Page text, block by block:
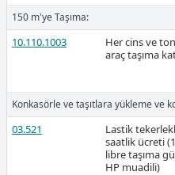
Ücretli
150 m'ye Taşıma:
10.110.1003
Her cins ve
araç taşıma
Konkasörle ve taşıtlara yükleme ve
03.521
Lastik
saatlik ücreti
libre taşıma
HP muadili)